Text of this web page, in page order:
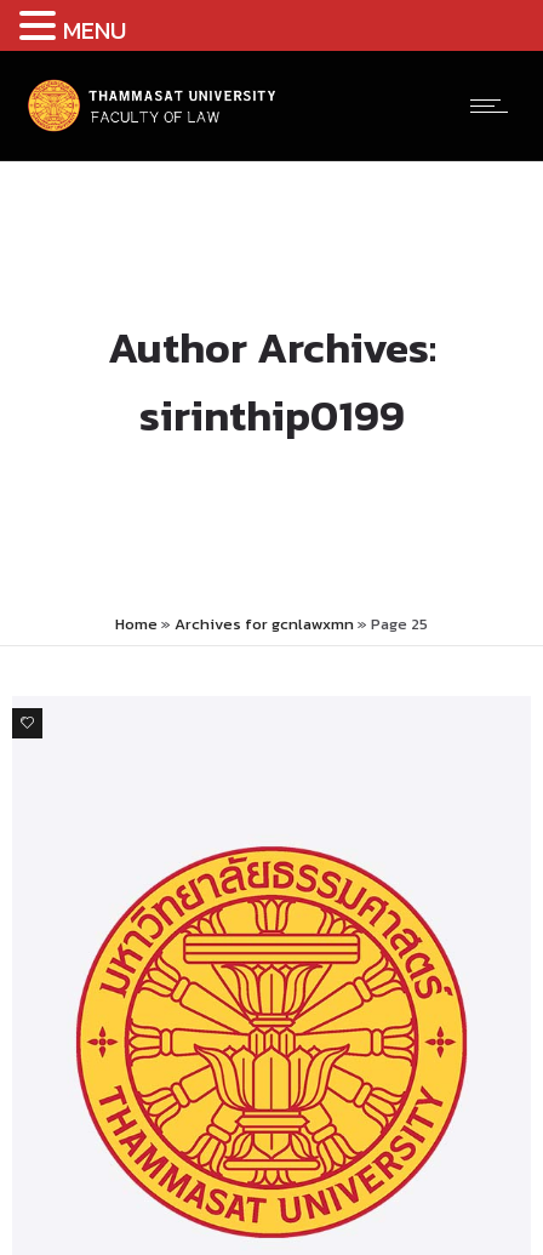
Author Archives:
sirinthip0199
Home» Archives for gcnlawxmn» Page 25
0
MENU